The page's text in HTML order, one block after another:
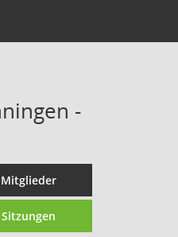
-
Mitglieder
Sitzungen